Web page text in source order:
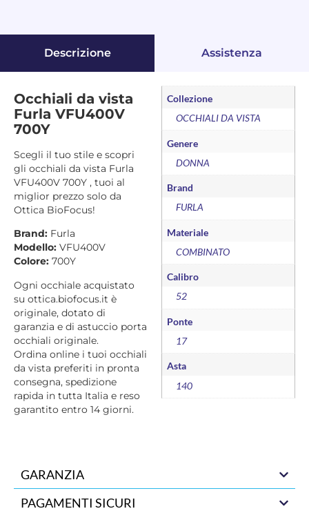
Descrizione Assistenza
Occhiali da vista
Furla VFU400V
700Y
Scegli il tuo stile e scopri
gli occhiali da vista Furla
VFU400V 700Y , tuoi al
miglior prezzo solo da
Ottica BioFocus!
Brand: Furla
Modello: VFU400V
Colore: 700Y
Ogni occhiale acquistato
su ottica.biofocus.it è
originale, dotato di
garanzia e di astuccio porta
occhiali originale.
Ordina online i tuoi occhiali
da vista preferiti in pronta
consegna, spedizione
rapida in tutta Italia e reso
garantito entro 14 giorni.
Collezione
OCCHIALI DA VISTA
Genere
DONNA
Brand
FURLA
Materiale
COMBINATO
Calibro
52
Ponte
17
Asta
140
GARANZIA
PAGAMENTI SICURI